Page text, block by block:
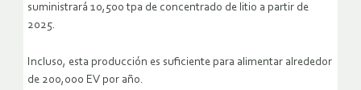
suministrará 10,500 tpa de concentrado de litio a partir de
2025.
Incluso, esta producción es suficiente para alimentar alrededor
de 200,000 EV por año.